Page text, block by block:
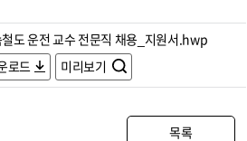
도 운전 교수 전문직 채용_지원서.hwp
로드
미리보기
목록